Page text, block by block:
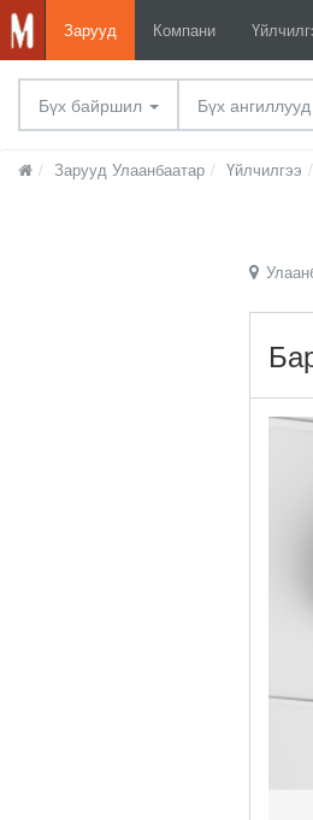
Зарууд Компани
Бүх байршил Бүх ангиллууд
Зарууд Улаанбаатар Үйлчилгээ